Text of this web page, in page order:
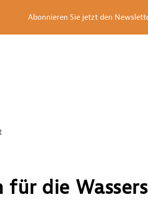
Abonnieren Sie jetzt den
für die